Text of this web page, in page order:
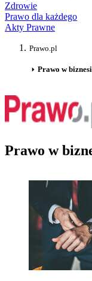
Zdrowie
Prawo dla każdego
Akty Prawne
Prawo.pl
Prawo w
Prawo w